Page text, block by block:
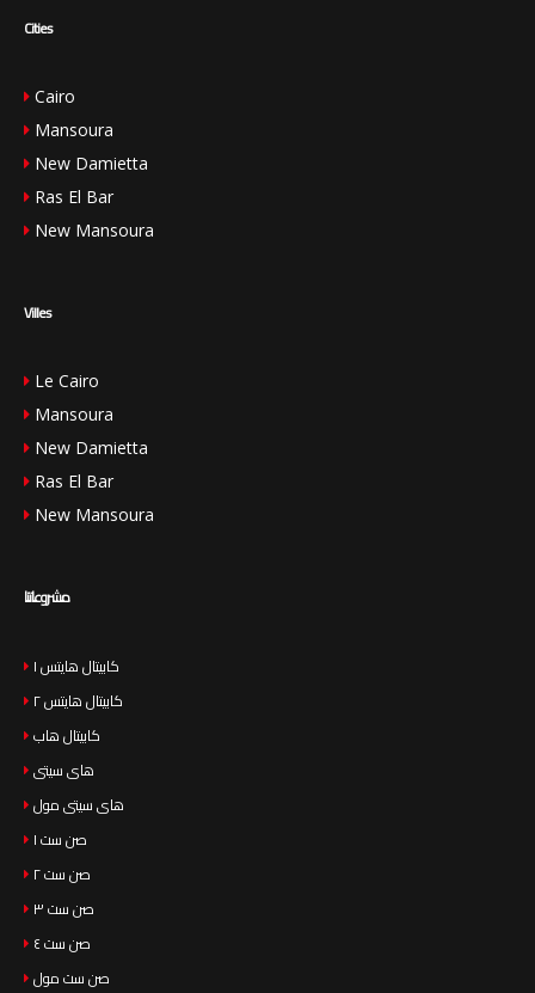
Cities
Cairo
Mansoura
New Damietta
Ras El Bar
New Mansoura
Villes
Le Cairo
Mansoura
New Damietta
Ras El Bar
New Mansoura
مشروعاتنا
كابيتال هايتس ١
كابيتال هايتس ٢
كابيتال هاب
هاى سيتى
هاى سيتى مول
صن ست ١
صن ست ٢
صن ست ٣
صن ست ٤
صن ست مول